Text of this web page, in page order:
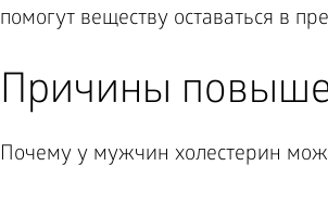
помогут веществу оставаться в
Причины
Почему у мужчин холестерин